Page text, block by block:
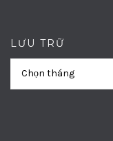
LƯU TRỮ
Chọn tháng